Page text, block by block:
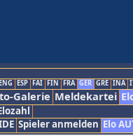
ESP FAI FIN FRA GER GRE INA
Galerie Meldekartei
Spieler anmelden Elo